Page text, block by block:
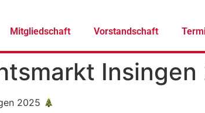
Mitgliedschaft Vorstandschaft
Insingen
2025